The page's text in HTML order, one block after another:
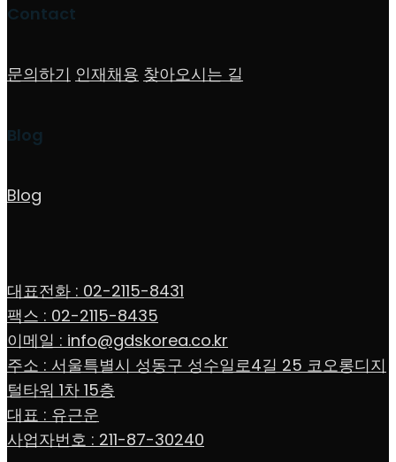
Contact
문의하기 인재채용 찾아오시는 길
Blog
Blog
대표전화 : 02-2115-8431
팩스 : 02-2115-8435
이메일 : info@gdskorea.co.kr
주소 : 서울특별시 성동구 성수일로4길 25 코오롱디지
털타워 1차 15층
대표 : 유근운
사업자번호 : 211-87-30240